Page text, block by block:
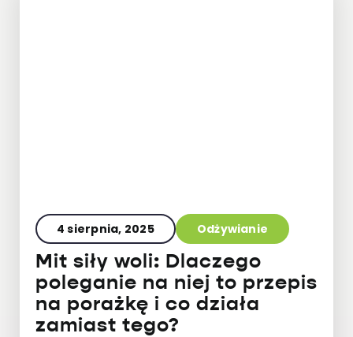
4 sierpnia, 2025 Odżywianie
Mit siły woli: Dlaczego
poleganie na niej to przepis
na porażkę i co działa
zamiast tego?